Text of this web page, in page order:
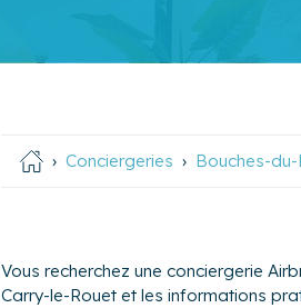
Conciergeries Bouches-du-
Vous recherchez une conciergerie
Carry-le-Rouet et les informations